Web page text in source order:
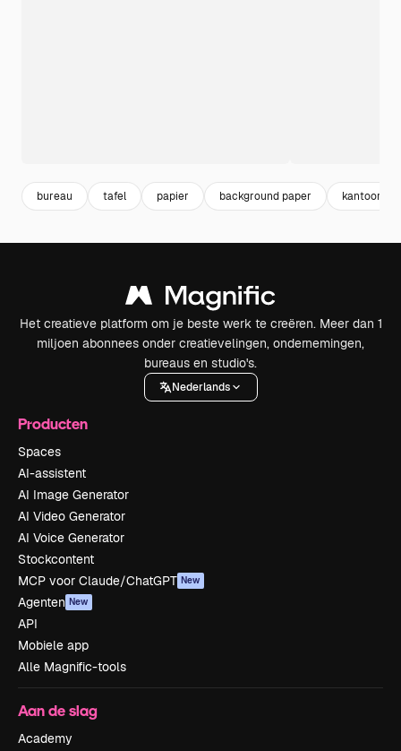
bureau tafel papier background paper kantoor
Het creatieve platform om je beste werk te creëren. Meer dan 1
miljoen abonnees onder creatievelingen, ondernemingen,
bureaus en studio's.
Nederlands
Producten
Spaces
AI-assistent
AI Image Generator
AI Video Generator
AI Voice Generator
Stockcontent
MCP voor Claude/ChatGPT New
Agenten New
API
Mobiele app
Alle Magnific-tools
Aan de slag
Academy